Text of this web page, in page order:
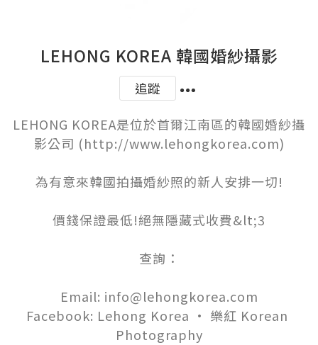
LEHONG KOREA 韓國婚紗攝影
追蹤
LEHONG KOREA是位於首爾江南區的韓國婚紗攝
影公司 (http://www.lehongkorea.com)
為有意來韓國拍攝婚紗照的新人安排一切!
價錢保證最低!絕無隱藏式收費&lt;3
查詢：
Email: info@lehongkorea.com
Facebook: Lehong Korea • 樂紅 Korean
Photography